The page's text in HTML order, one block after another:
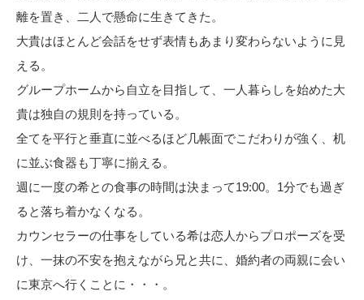
離を置き、二人で懸命に生きてきた。
大貴はほとんど会話をせず表情もあまり変わらないように見
える。
グループホームから自立を目指して、一人暮らしを始めた大
貴は独自の規則を持っている。
全てを平行と垂直に並べるほど几帳面でこだわりが強く、机
に並ぶ食器も丁寧に揃える。
週に一度の希との食事の時間は決まって19:00。1分でも過ぎ
ると落ち着かなくなる。
カウンセラーの仕事をしている希は恋人からプロポーズを受
け、一抹の不安を抱えながら兄と共に、婚約者の両親に会い
に東京へ行くことに・・・。